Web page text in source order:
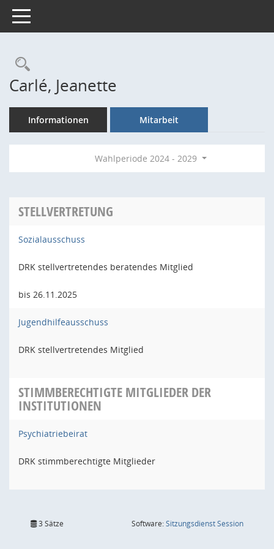
Toggle navigation
Rechercheauswahl
Carlé, Jeanette
Informationen Mitarbeit
Wahlperiode 2024 - 2029
STELLVERTRETUNG
Sozialausschuss
DRK stellvertretendes beratendes Mitglied
bis 26.11.2025
Jugendhilfeausschuss
DRK stellvertretendes Mitglied
STIMMBERECHTIGTE MITGLIEDER DER
INSTITUTIONEN
Psychiatriebeirat
DRK stimmberechtigte Mitglieder
3 Sätze Software:SitzungsdienstSession(Wird in